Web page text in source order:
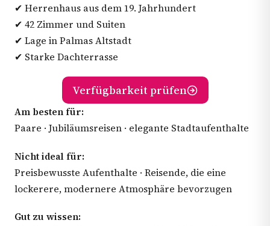
✔ Herrenhaus aus dem 19. Jahrhundert
✔ 42 Zimmer und Suiten
✔ Lage in Palmas Altstadt
✔ Starke Dachterrasse
Verfügbarkeit prüfen
Am besten für:
Paare · Jubiläumsreisen · elegante Stadtaufenthalte
Nicht ideal für:
Preisbewusste Aufenthalte · Reisende, die eine
lockerere, modernere Atmosphäre bevorzugen
Gut zu wissen: